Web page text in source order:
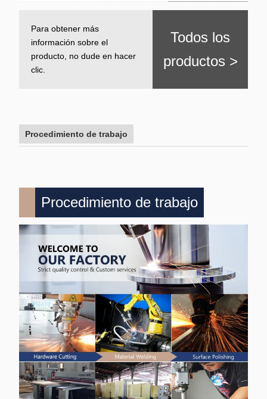
Para obtener más
información sobre el
producto, no dude en hacer
clic.
Todos los
productos >
Procedimiento de trabajo
Procedimiento de trabajo